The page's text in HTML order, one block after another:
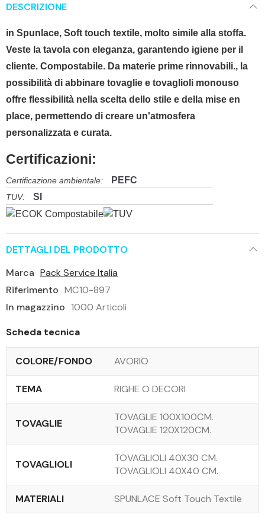
DESCRIZIONE
in Spunlace, Soft touch textile, molto simile alla stoffa.
Veste la tavola con eleganza, garantendo igiene per il
cliente. Compostabile. Da materie prime rinnovabili., la
possibilità di abbinare tovaglie e tovaglioli monouso
offre flessibilità nella scelta dello stile e della mise en
place, permettendo di creare un'atmosfera
personalizzata e curata.
Certificazioni:
Certificazione ambientale: PEFC
TUV: SI
DETTAGLI DEL PRODOTTO
Marca Pack Service Italia
Riferimento MC10-897
In magazzino 1000 Articoli
Scheda tecnica
COLORE/FONDO AVORIO
TEMA RIGHE O DECORI
TOVAGLIE
TOVAGLIE 100X100CM.
TOVAGLIE 120X120CM.
TOVAGLIOLI
TOVAGLIOLI 40X30 CM.
TOVAGLIOLI 40X40 CM.
MATERIALI SPUNLACE Soft Touch Textile